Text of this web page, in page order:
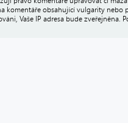
komentáře obsahující vulgarity nebo
Vaše IP adresa bude